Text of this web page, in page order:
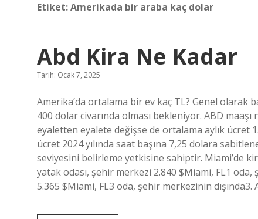
Etiket:Amerikada bir araba kaç dolar
Abd Kira Ne Kadar
Tarih: Ocak 7, 2025
Amerika’da ortalama bir ev kaç TL? Genel olarak
400 dolar civarında olması bekleniyor. ABD
eyaletten eyalete değişse de ortalama aylık ücret
ücret 2024 yılında saat başına 7,25 dolara
seviyesini belirleme yetkisine sahiptir. Miami’de
yatak odası, şehir merkezi 2.840 $Miami, FL1
5.365 $Miami, FL3 oda, şehir merkezinin